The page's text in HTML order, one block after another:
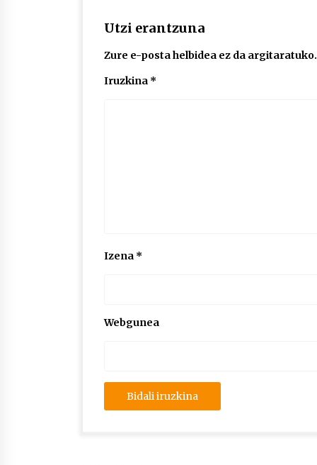
Utzi erantzuna
Zure e-posta helbidea ez da argitaratuko.
Iruzkina *
Izena *
Webgunea